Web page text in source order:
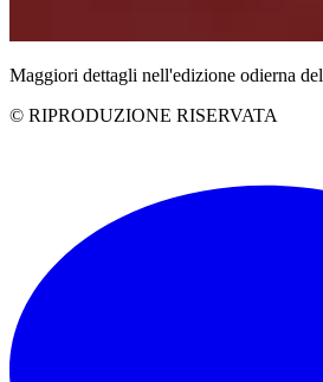
Maggiori dettagli nell'edizione odierna del
© RIPRODUZIONE RISERVATA